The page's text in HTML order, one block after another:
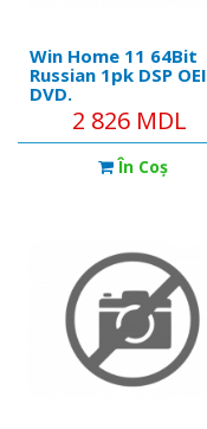
Win Home 11 64Bit
Russian 1pk DSP OEI
DVD.
2 826 MDL
În Coş